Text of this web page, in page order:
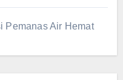
Pemanas Air Hemat